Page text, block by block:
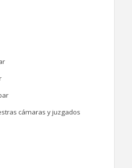
cámaras y juzgados